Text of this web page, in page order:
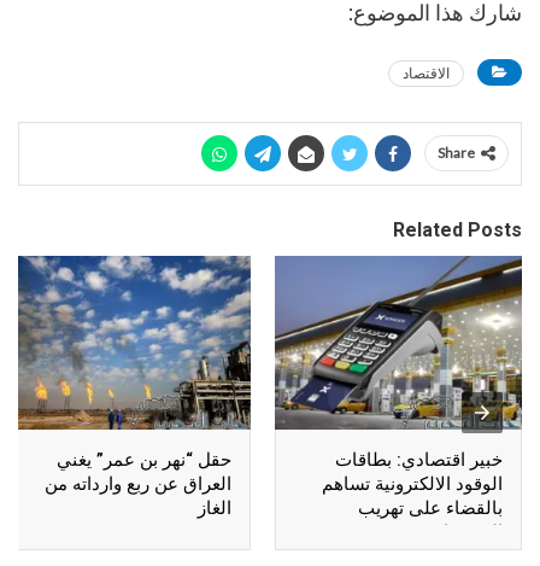
شارك هذا الموضوع:
الاقتصاد
Share
Related Posts
خبير اقتصادي: بطاقات
الوقود الالكترونية تساهم
بالقضاء على تهريب
المشتقات
حقل “نهر بن عمر” يغني
العراق عن ربع وارداته من
الغاز